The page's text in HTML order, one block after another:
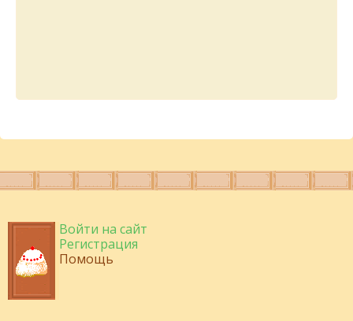
Войти на сайт
Регистрация
Помощь